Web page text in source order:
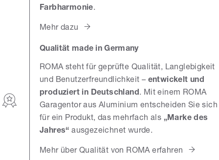
Farbharmonie.
Mehr dazu
Qualität made in Germany
ROMA steht für geprüfte Qualität, Langlebigkeit
und Benutzerfreundlichkeit – entwickelt und
produziert in Deutschland. Mit einem ROMA
Garagentor aus Aluminium entscheiden Sie sich
für ein Produkt, das mehrfach als „Marke des
Jahres“ ausgezeichnet wurde.
Mehr über Qualität von ROMA erfahren